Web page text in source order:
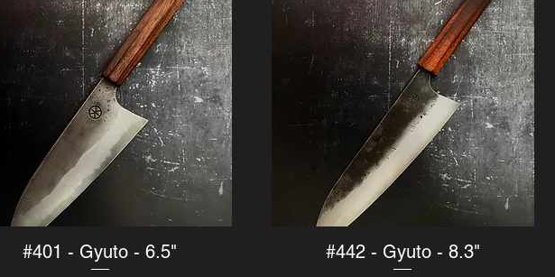
Aperçu rapide
#401 - Gyuto - 6.5" Aperçu rapide
#442 - Gyuto - 8.3"